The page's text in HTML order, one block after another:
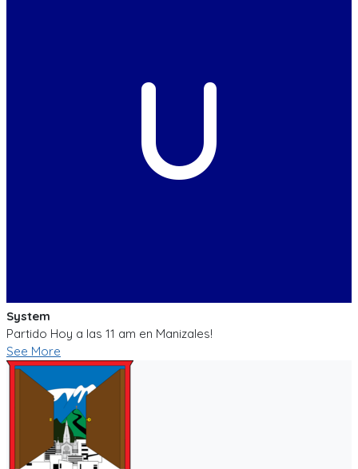
U
System
Partido Hoy a las 11 am en Manizales!
See More